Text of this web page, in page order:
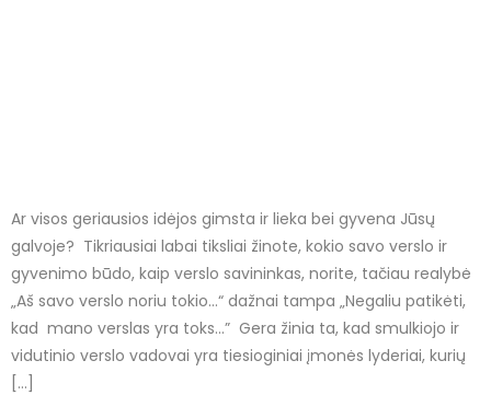
Ar visos geriausios idėjos gimsta ir lieka bei gyvena Jūsų
galvoje? Tikriausiai labai tiksliai žinote, kokio savo verslo ir
gyvenimo būdo, kaip verslo savininkas, norite, tačiau realybė
„Aš savo verslo noriu tokio…“ dažnai tampa „Negaliu patikėti,
kad mano verslas yra toks…” Gera žinia ta, kad smulkiojo ir
vidutinio verslo vadovai yra tiesioginiai įmonės lyderiai, kurių
[…]